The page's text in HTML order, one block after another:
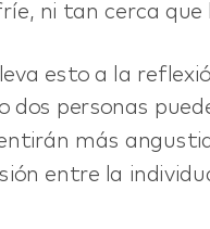
ni tan cerca
esto a la
dos personas
más
entre la